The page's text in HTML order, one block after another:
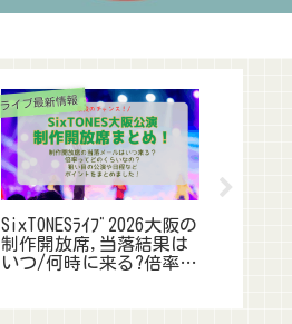
ライブ最新情報
SixTONESﾗｲﾌﾞ2026大阪の
制作開放席,当落結果は
いつ/何時に来る?倍率や